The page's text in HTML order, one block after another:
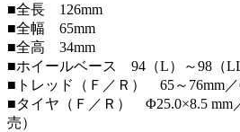
■全長 126mm
■全幅 65mm
■全高 34mm
■ホイールベース 94（L）～98（
■トレッド（Ｆ／Ｒ） 65～76mm／
■タイヤ（Ｆ／Ｒ） Φ25.0×8.5 mm
売）